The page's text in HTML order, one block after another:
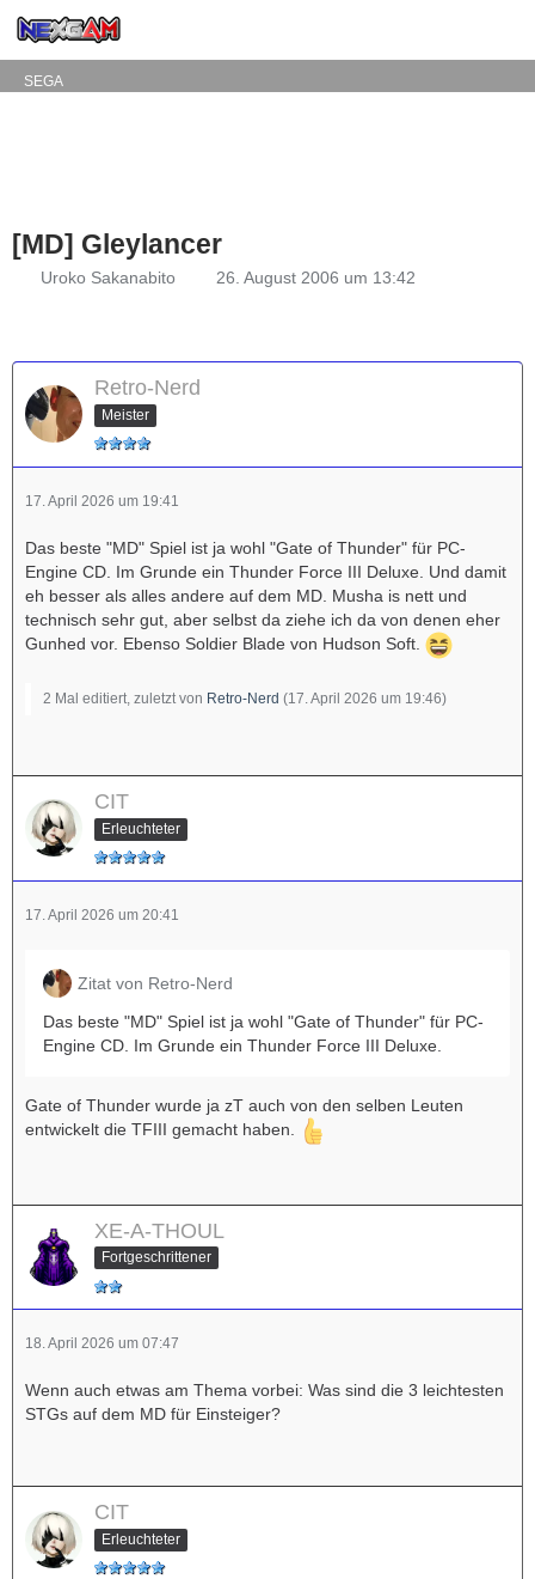
SEGA
[MD] Gleylancer
Uroko Sakanabito 26. August 2006 um 13:42
Retro-Nerd
Meister
17. April 2026 um 19:41
Das beste "MD" Spiel ist ja wohl "Gate of Thunder" für PC-
Engine CD. Im Grunde ein Thunder Force III Deluxe. Und damit
eh besser als alles andere auf dem MD. Musha is nett und
technisch sehr gut, aber selbst da ziehe ich da von denen eher
Gunhed vor. Ebenso Soldier Blade von Hudson Soft.
2 Mal editiert, zuletzt von Retro-Nerd (17. April 2026 um 19:46)
CIT
Erleuchteter
17. April 2026 um 20:41
Zitat von Retro-Nerd
Das beste "MD" Spiel ist ja wohl "Gate of Thunder" für PC-
Engine CD. Im Grunde ein Thunder Force III Deluxe.
Gate of Thunder wurde ja zT auch von den selben Leuten
entwickelt die TFIII gemacht haben.
XE-A-THOUL
Fortgeschrittener
18. April 2026 um 07:47
Wenn auch etwas am Thema vorbei: Was sind die 3 leichtesten
STGs auf dem MD für Einsteiger?
CIT
Erleuchteter